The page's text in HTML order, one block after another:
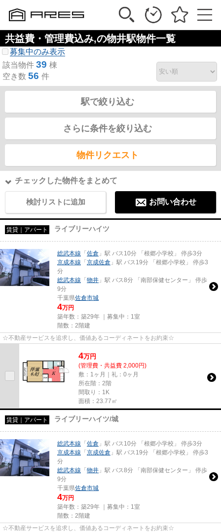
共益費・管理費込み,の物井駅物件一覧
募集中のみ表示
該当物件 39 棟
空き数 56 件
駅で絞り込む
さらに条件を絞り込む
物件リクエスト
チェックした物件をまとめて
検討リストに追加 お問い合わせ
賃貸｜アパート ライブリーハイツ
総武本線 「佐倉 」駅 バス10分 「根郷小学校」 停歩3分
京成本線 「京成佐倉 」駅 バス19分 「根郷小学校」 停歩3
分
総武本線 「物井 」駅 バス8分 「南部保健センター」 停歩
9分
千葉県佐倉市城
4万円
築年数：築29年 ｜募集中： 1室
階数：2階建
☆不動産サービスを追求し、価値あるコーディネートをお約束☆
4万円
(管理費・共益費 2,000円)
敷：1ヶ月｜礼：0ヶ月
所在階：2階
間取り：1K
面積：23.77㎡
賃貸｜アパート ライブリーハイツ/城
総武本線 「佐倉 」駅 バス10分 「根郷小学校」 停歩3分
京成本線 「京成佐倉 」駅 バス19分 「根郷小学校」 停歩3
分
総武本線 「物井 」駅 バス8分 「南部保健センター」 停歩
9分
千葉県佐倉市城
4万円
築年数：築29年 ｜募集中： 1室
階数：2階建
☆不動産サービスを追求し、価値あるコーディネートをお約束☆